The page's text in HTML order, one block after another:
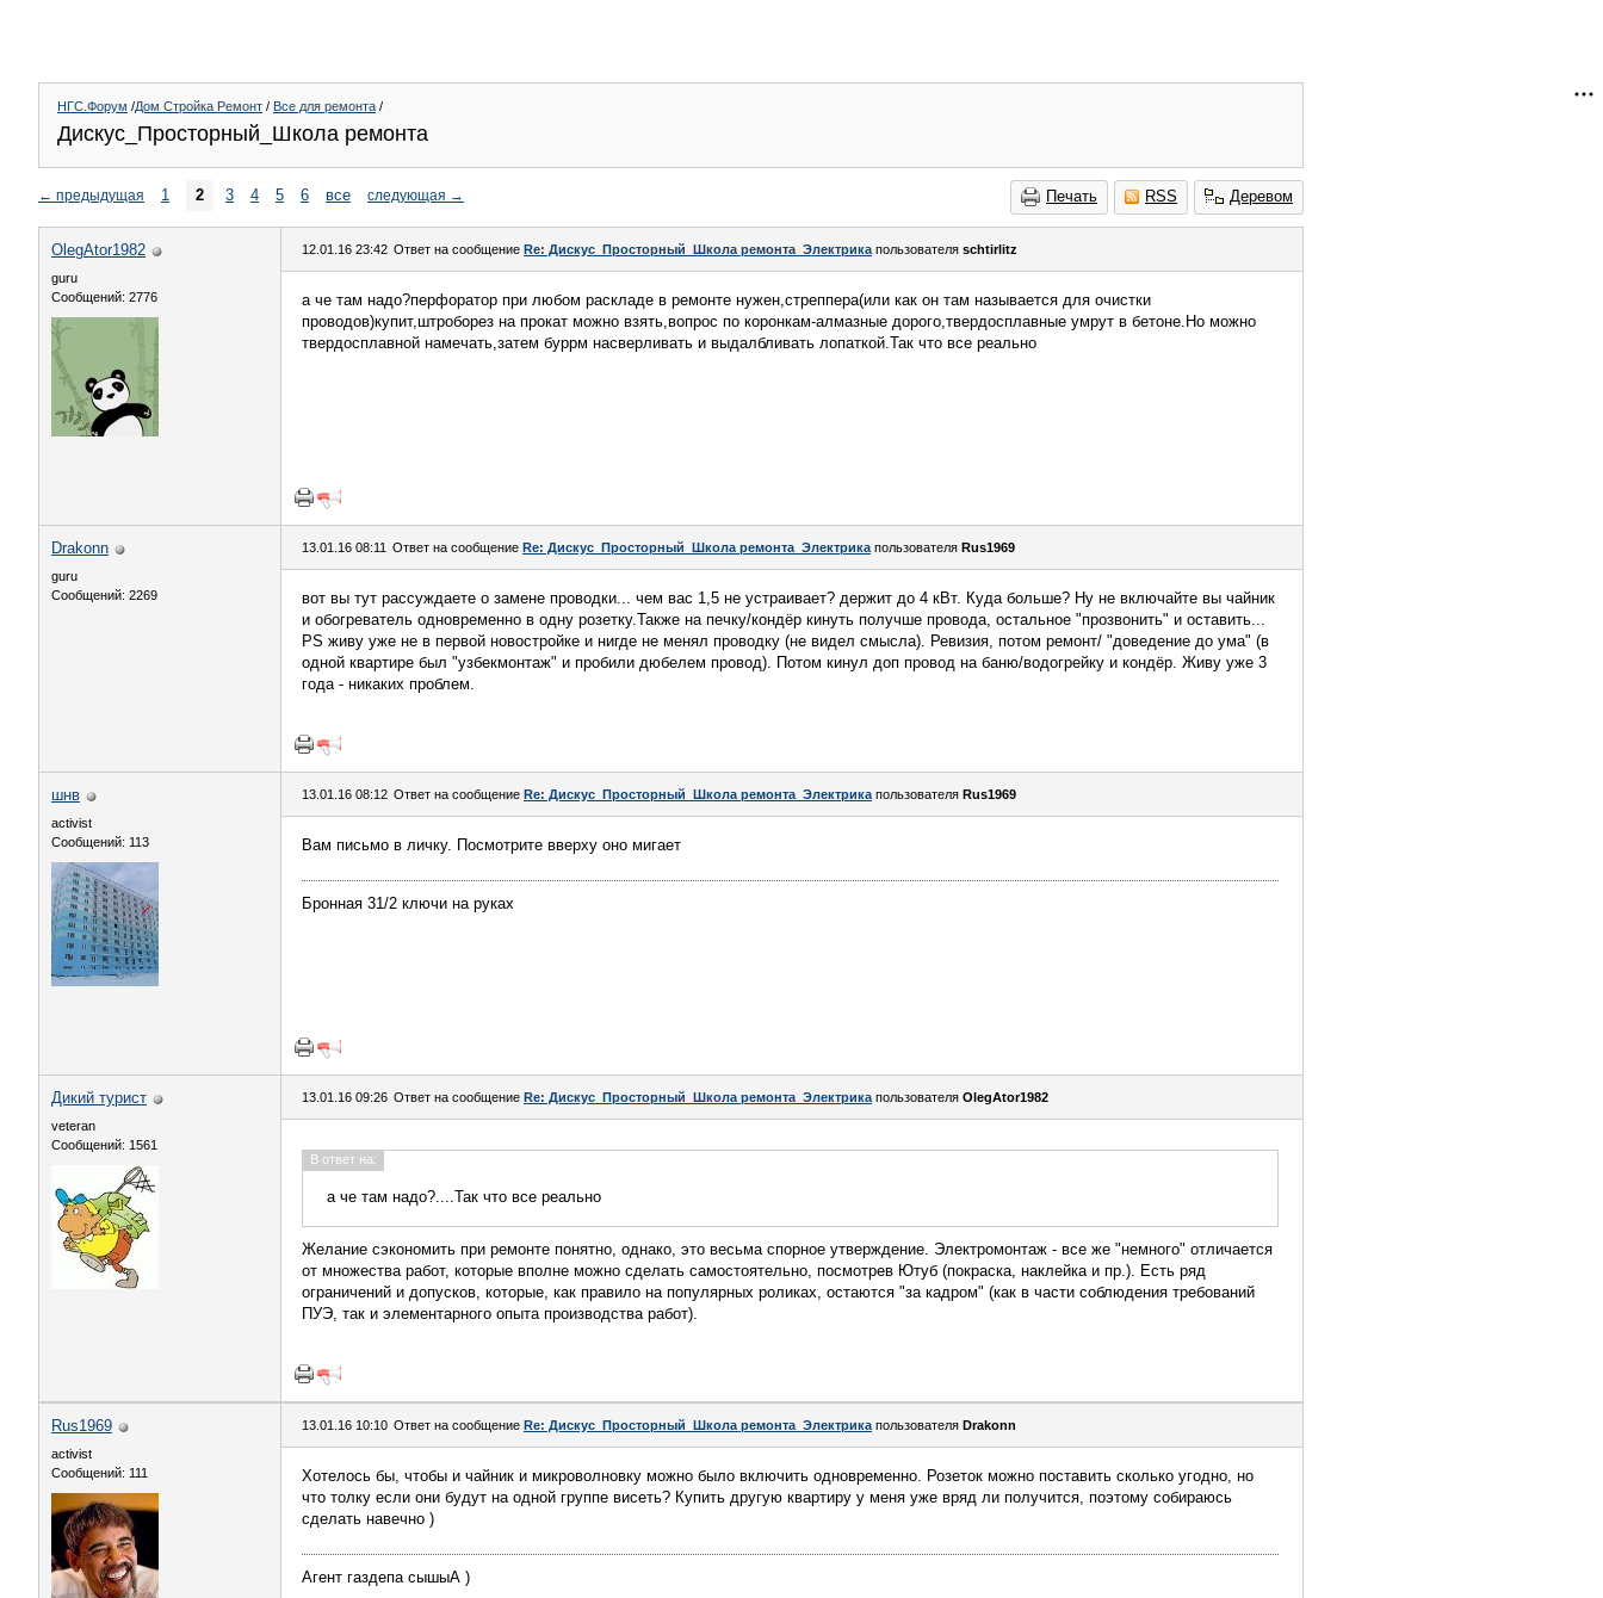
НГС.Форум /Дом Стройка Ремонт / Все для ремонта /
Дискус_Просторный_Школа ремонта
Печать RSS Деревом
← предыдущая 1 2 3 4 5 6 все следующая →
OlegAtor1982
guru
Сообщений: 2776
12.01.16 23:42 Ответ на сообщение Re: Дискус_Просторный_Школа ремонта_Электрика пользователя schtirlitz
а че там надо?перфоратор при любом раскладе в ремонте нужен,стреппера(или как он там называется для очистки
проводов)купит,штроборез на прокат можно взять,вопрос по коронкам-алмазные дорого,твердосплавные умрут в бетоне.Но можно
твердосплавной намечать,затем буррм насверливать и выдалбливать лопаткой.Так что все реально
Drakonn
guru
Сообщений: 2269
13.01.16 08:11 Ответ на сообщение Re: Дискус_Просторный_Школа ремонта_Электрика пользователя Rus1969
вот вы тут рассуждаете о замене проводки... чем вас 1,5 не устраивает? держит до 4 кВт. Куда больше? Ну не включайте вы чайник
и обогреватель одновременно в одну розетку.Также на печку/кондёр кинуть получше провода, остальное "прозвонить" и оставить...
PS живу уже не в первой новостройке и нигде не менял проводку (не видел смысла). Ревизия, потом ремонт/ "доведение до ума" (в
одной квартире был "узбекмонтаж" и пробили дюбелем провод). Потом кинул доп провод на баню/водогрейку и кондёр. Живу уже 3
года - никаких проблем.
шнв
activist
Сообщений: 113
13.01.16 08:12 Ответ на сообщение Re: Дискус_Просторный_Школа ремонта_Электрика пользователя Rus1969
Вам письмо в личку. Посмотрите вверху оно мигает
Бронная 31/2 ключи на руках
Дикий турист
veteran
Сообщений: 1561
13.01.16 09:26 Ответ на сообщение Re: Дискус_Просторный_Школа ремонта_Электрика пользователя OlegAtor1982
В ответ на:
а че там надо?....Так что все реально
Желание сэкономить при ремонте понятно, однако, это весьма спорное утверждение. Электромонтаж - все же "немного" отличается
от множества работ, которые вполне можно сделать самостоятельно, посмотрев Ютуб (покраска, наклейка и пр.). Есть ряд
ограничений и допусков, которые, как правило на популярных роликах, остаются "за кадром" (как в части соблюдения требований
ПУЭ, так и элементарного опыта производства работ).
Rus1969
activist
Сообщений: 111
13.01.16 10:10 Ответ на сообщение Re: Дискус_Просторный_Школа ремонта_Электрика пользователя Drakonn
Хотелось бы, чтобы и чайник и микроволновку можно было включить одновременно. Розеток можно поставить сколько угодно, но
что толку если они будут на одной группе висеть? Купить другую квартиру у меня уже вряд ли получится, поэтому собираюсь
сделать навечно )
Агент газдепа сышыА )